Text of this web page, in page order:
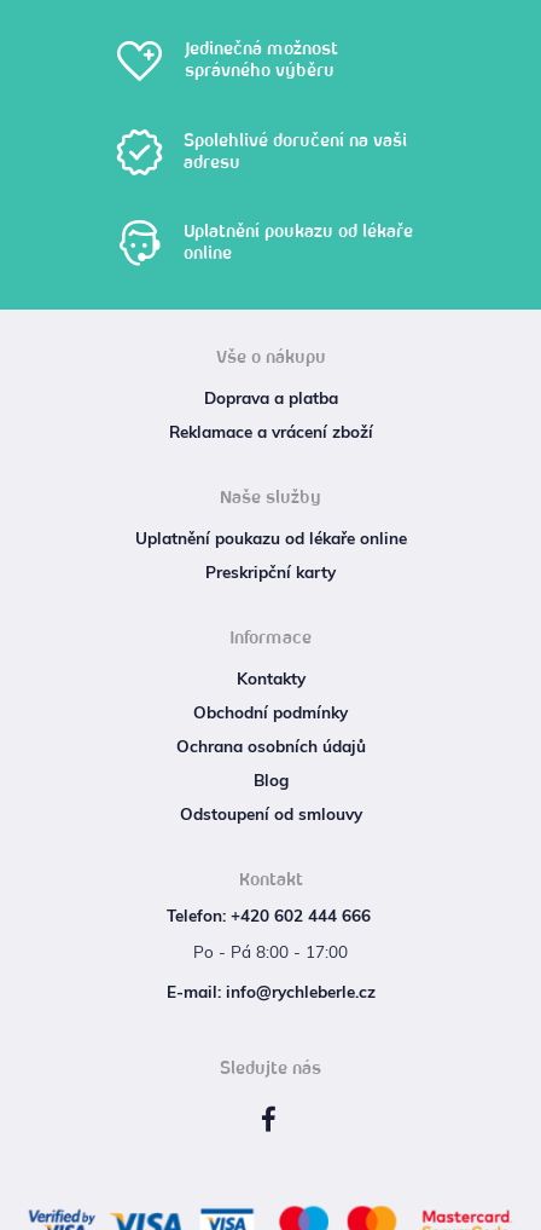
Jedinečná možnost
správného výběru
Spolehlivé doručení na vaši
adresu
Uplatnění poukazu od lékaře
online
Vše o nákupu
Doprava a platba
Reklamace a vrácení zboží
Naše služby
Uplatnění poukazu od lékaře online
Preskripční karty
Informace
Kontakty
Obchodní podmínky
Ochrana osobních údajů
Blog
Odstoupení od smlouvy
Kontakt
Telefon: +420 602 444 666
Po - Pá 8:00 - 17:00
E‑mail: info@rychleberle.cz
Sledujte nás